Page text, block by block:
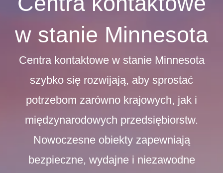
w stanie Minnesota
Centra kontaktowe w stanie Minnesota
szybko się rozwijają, aby sprostać
potrzebom zarówno krajowych, jak i
międzynarodowych przedsiębiorstw.
Nowoczesne obiekty zapewniają
bezpieczne, wydajne i niezawodne